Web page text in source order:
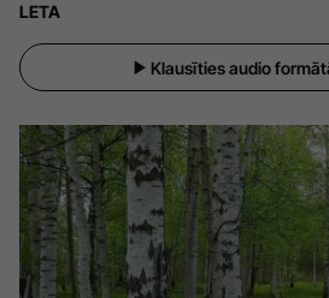
Sports
Drošība
Pierīga
Ādaži
LETA
Klausīties audio